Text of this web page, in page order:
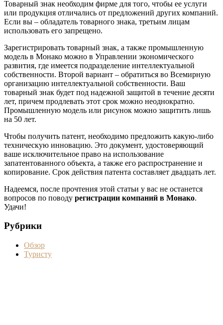
Товарный знак необходим фирме для того, чтобы ее услуги
или продукция отличались от предложений других компаний.
Если вы – обладатель товарного знака, третьим лицам
использовать его запрещено.
Зарегистрировать товарный знак, а также промышленную
модель в Монако можно в Управлении экономического
развития, где имеется подразделение интеллектуальной
собственности. Второй вариант – обратиться во Всемирную
организацию интеллектуальной собственности. Ваш
товарный знак будет под надежной защитой в течение десяти
лет, причем продлевать этот срок можно неоднократно.
Промышленную модель или рисунок можно защитить лишь
на 50 лет.
Чтобы получить патент, необходимо предложить какую-либо
техническую инновацию. Это документ, удостоверяющий
ваше исключительное право на использование
запатентованного объекта, а также его распространение и
копирование. Срок действия патента составляет двадцать лет.
Надеемся, после прочтения этой статьи у вас не останется
вопросов по поводу регистрации компаний в Монако.
Удачи!
Рубрики
Обзор
Туристу